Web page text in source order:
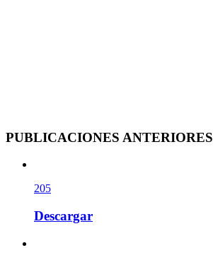
PUBLICACIONES ANTERIORES
205
Descargar